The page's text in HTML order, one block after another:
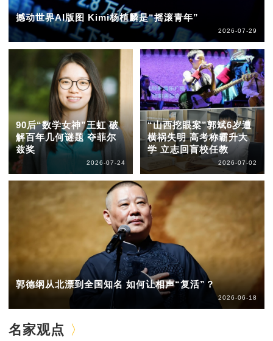
撼动世界AI版图 Kimi杨植麟是“摇滚青年”
2026-07-29
90后“数学女神”王虹 破
解百年几何谜题 夺菲尔
兹奖
2026-07-24
“山西挖眼案”郭斌6岁遭
横祸失明 高考称霸升大
学 立志回盲校任教
2026-07-02
郭德纲从北漂到全国知名 如何让相声“复活”？
2026-06-18
名家观点